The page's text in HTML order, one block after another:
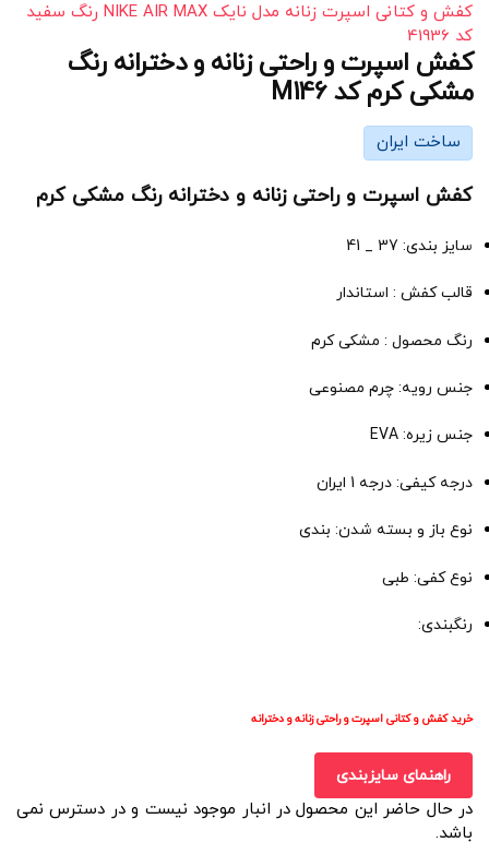
کفش و کتانی اسپرت زنانه مدل نایک NIKE AIR MAX رنگ سفید
کد 41936
کفش اسپرت و راحتی زنانه و دخترانه رنگ
مشکی کرم کد M146
ساخت ایران
کفش اسپرت و راحتی زنانه و دخترانه رنگ مشکی کرم
سایز بندی: 37 _ 41
قالب کفش : استاندار
رنگ محصول : مشکی کرم
جنس رویه: چرم مصنوعی
جنس زیره: EVA
درجه کیفی: درجه 1 ایران
نوع باز و بسته شدن: بندی
نوع کفی: طبی
رنگبندی:
خرید کفش و کتانی اسپرت و راحتی زنانه و دخترانه
راهنمای سایزبندی
در حال حاضر این محصول در انبار موجود نیست و در دسترس نمی
باشد.